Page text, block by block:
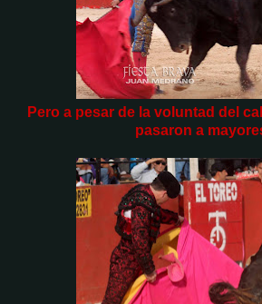
Pero a pesar de la voluntad del
pasaron a